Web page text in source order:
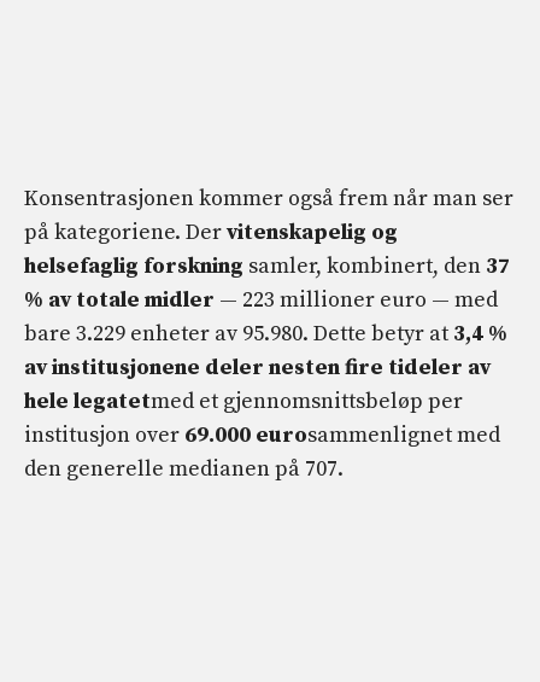
Konsentrasjonen kommer også frem når man ser
på kategoriene. Dervitenskapelig og
helsefaglig forskning samler, kombinert, den 37
% av totale midler — 223 millioner euro — med
bare 3.229 enheter av 95.980. Dette betyr at 3,4 %
av institusjonene deler nesten fire tideler av
hele legatetmed et gjennomsnittsbeløp per
institusjon over 69.000 eurosammenlignet med
den generelle medianen på 707.